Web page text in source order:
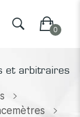
et arbitraires